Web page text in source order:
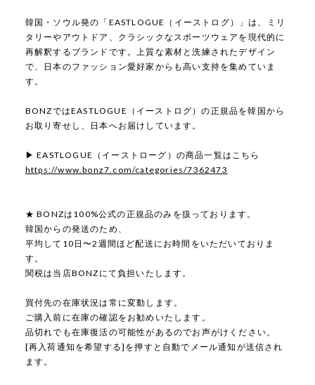
韓国・ソウル発の「EASTLOGUE（イーストログ）」は、ミリ
タリーやアウトドア、クラシックなスポーツウェアを現代的に
再解釈するブランドです。上質な素材と洗練されたデザイン
で、日本のファッション愛好家からも高い支持を集めていま
す。
BONZではEASTLOGUE（イーストログ）の正規品を韓国から
お取り寄せし、日本へお届けしています。
▶ EASTLOGUE（イーストローグ）の商品一覧はこちら
https://www.bonz7.com/categories/7362473
★ BONZは100%公式の正規品のみを扱っております。
韓国からの発送のため、
平均して10日〜2週間ほど配送にお時間をいただいておりま
す。
関税は当店BONZにて負担いたします。
買付先の在庫状況は常に変動します。
ご購入前に在庫の確認をお勧めいたします。
品切れでも在庫復活の可能性があるのでお声がけください。
[再入荷通知を希望する]を押すと自動でメール通知が送信され
ます。